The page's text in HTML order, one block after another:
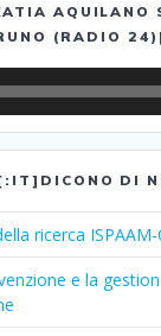
AQUILANO
(RADIO
DI
ricerca ISPAAM-
e la